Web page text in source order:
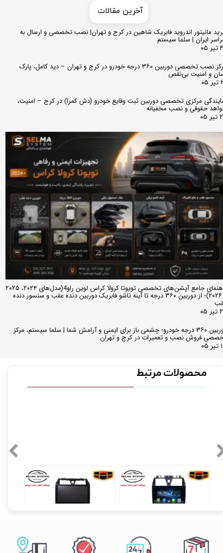
مانیتور اندروید فابریک شاهین در کرج و تهران| نصب تخصصی و ارسال به
ایران | سلما سیستم
مرکز نصب تخصصی دوربین ۳۶۰ درجه خودرو در کرج و تهران – دید کامل، پارک
و امنیت بی‌نقص
مرکزی تخصصی دوربین ثبت وقایع خودرو (دش کمرا) در کرج – امنیت،
حقوقی و نصب مخفیانه
راهنمای جامع آپشن‌های تخصصی تویوتا کرولا کراس لوین راو4(مدل‌های ۲۰۲۴، ۲۰۲۵
و ۲۰۲۶)؛ از دوربین ۳۶۰ درجه تا آینه تاشو فابریک دوربین دنده عقب و سنسور دنده
دوربین ۳۶۰ درجه خودرو؛ چشمی باز برای ایمنی و آرامش شما | سلما سیستم، مرکز
فروش نصب و تعمیرات در کرج و تهران
​​آخرین مقالات
محصولات مرتبط
مانیتور فابریک اندروید جیلی امگرند 7 سری اسمارت مدل MTK
۱۲,۹۰۰,۰۰۰ تومان
فابریکی اندروید جیلی امگرند 7 فول تاچ مدل T3L
۱۲,۹۰۰,۰۰۰ تومان